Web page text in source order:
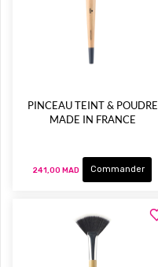
PINCEAU TEINT & POUDRE
MADE IN FRANCE
241,00 MAD Commander